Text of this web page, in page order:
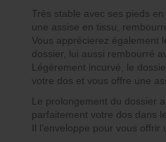
Très stable avec ses pieds
une assise en tissu,
Vous apprécierez également
dossier, lui aussi rembourré
Légèrement incurvé, le
votre dos et vous offre une
Le prolongement du dossier
parfaitement votre dos dans
Il l’enveloppe pour vous offrir